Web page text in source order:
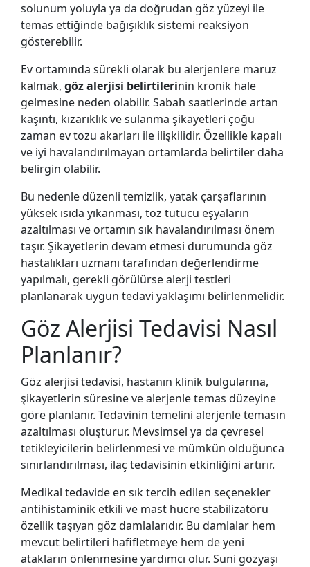
solunum yoluyla ya da doğrudan göz yüzeyi ile
temas ettiğinde bağışıklık sistemi reaksiyon
gösterebilir.
Ev ortamında sürekli olarak bu alerjenlere maruz
kalmak, göz alerjisi belirtilerinin kronik hale
gelmesine neden olabilir. Sabah saatlerinde artan
kaşıntı, kızarıklık ve sulanma şikayetleri çoğu
zaman ev tozu akarları ile ilişkilidir. Özellikle kapalı
ve iyi havalandırılmayan ortamlarda belirtiler daha
belirgin olabilir.
Bu nedenle düzenli temizlik, yatak çarşaflarının
yüksek ısıda yıkanması, toz tutucu eşyaların
azaltılması ve ortamın sık havalandırılması önem
taşır. Şikayetlerin devam etmesi durumunda göz
hastalıkları uzmanı tarafından değerlendirme
yapılmalı, gerekli görülürse alerji testleri
planlanarak uygun tedavi yaklaşımı belirlenmelidir.
Göz Alerjisi Tedavisi Nasıl
Planlanır?
Göz alerjisi tedavisi, hastanın klinik bulgularına,
şikayetlerin süresine ve alerjenle temas düzeyine
göre planlanır. Tedavinin temelini alerjenle temasın
azaltılması oluşturur. Mevsimsel ya da çevresel
tetikleyicilerin belirlenmesi ve mümkün olduğunca
sınırlandırılması, ilaç tedavisinin etkinliğini artırır.
Medikal tedavide en sık tercih edilen seçenekler
antihistaminik etkili ve mast hücre stabilizatörü
özellik taşıyan göz damlalarıdır. Bu damlalar hem
mevcut belirtileri hafifletmeye hem de yeni
atakların önlenmesine yardımcı olur. Suni gözyaşı